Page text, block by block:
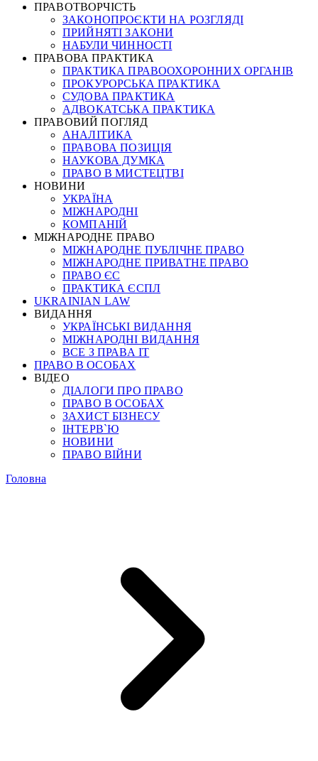
ПРАВОТВОРЧІСТЬ
ЗАКОНОПРОЄКТИ НА РОЗГЛЯДІ
ПРИЙНЯТІ ЗАКОНИ
НАБУЛИ ЧИННОСТІ
ПРАВОВА ПРАКТИКА
ПРАКТИКА ПРАВООХОРОННИХ ОРГАНІВ
ПРОКУРОРСЬКА ПРАКТИКА
СУДОВА ПРАКТИКА
АДВОКАТСЬКА ПРАКТИКА
ПРАВОВИЙ ПОГЛЯД
АНАЛІТИКА
ПРАВОВА ПОЗИЦІЯ
НАУКОВА ДУМКА
ПРАВО В МИСТЕЦТВІ
НОВИНИ
УКРАЇНА
МІЖНАРОДНІ
КОМПАНІЙ
МІЖНАРОДНЕ ПРАВО
МІЖНАРОДНЕ ПУБЛІЧНЕ ПРАВО
МІЖНАРОДНЕ ПРИВАТНЕ ПРАВО
ПРАВО ЄС
ПРАКТИКА ЄСПЛ
UKRAINIAN LAW
ВИДАННЯ
УКРАЇНСЬКІ ВИДАННЯ
МІЖНАРОДНІ ВИДАННЯ
ВСЕ З ПРАВА ІТ
ПРАВО В ОСОБАХ
ВІДЕО
ДІАЛОГИ ПРО ПРАВО
ПРАВО В ОСОБАХ
ЗАХИСТ БІЗНЕСУ
ІНТЕРВ`Ю
НОВИНИ
ПРАВО ВІЙНИ
Головна